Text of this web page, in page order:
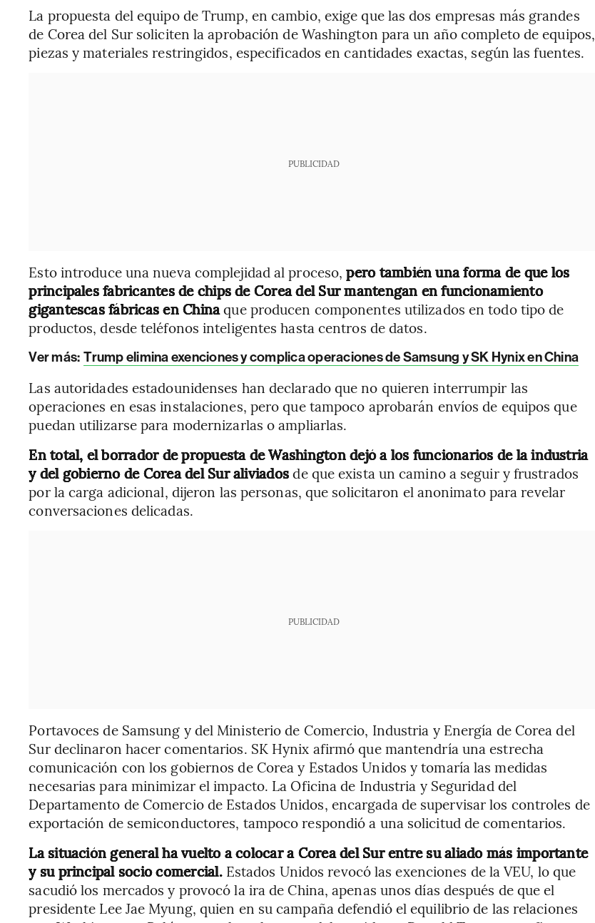
La propuesta del equipo de Trump, en cambio, exige que las dos empresas más grandes
de Corea del Sur soliciten la aprobación de Washington para un año completo de equipos,
piezas y materiales restringidos, especificados en cantidades exactas, según las fuentes.
PUBLICIDAD
Esto introduce una nueva complejidad al proceso, pero también una forma de que los
principales fabricantes de chips de Corea del Sur mantengan en funcionamiento
gigantescas fábricas en Chinaque producen componentes utilizados en todo tipo de
productos, desde teléfonos inteligentes hasta centros de datos.
Ver más: Trump elimina exenciones y complica operaciones de Samsung y SK Hynix en China
Las autoridades estadounidenses han declarado que no quieren interrumpir las
operaciones en esas instalaciones, pero que tampoco aprobarán envíos de equipos que
puedan utilizarse para modernizarlas o ampliarlas.
En total, el borrador de propuesta de Washington dejó a los funcionarios de la industria
y del gobierno de Corea del Sur aliviadosde que exista un camino a seguir y frustrados
por la carga adicional, dijeron las personas, que solicitaron el anonimato para revelar
conversaciones delicadas.
PUBLICIDAD
Portavoces de Samsung y del Ministerio de Comercio, Industria y Energía de Corea del
Sur declinaron hacer comentarios. SK Hynix afirmó que mantendría una estrecha
comunicación con los gobiernos de Corea y Estados Unidos y tomaría las medidas
necesarias para minimizar el impacto. La Oficina de Industria y Seguridad del
Departamento de Comercio de Estados Unidos, encargada de supervisar los controles de
exportación de semiconductores, tampoco respondió a una solicitud de comentarios.
La situación general ha vuelto a colocar a Corea del Sur entre su aliado más importante
y su principal socio comercial.Estados Unidos revocó las exenciones de la VEU, lo que
sacudió los mercados y provocó la ira de China, apenas unos días después de que el
presidente Lee Jae Myung, quien en su campaña defendió el equilibrio de las relaciones